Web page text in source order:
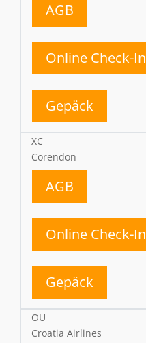
AGB
Online Check-In
Gepäck
XC
Corendon
AGB
Online Check-In
Gepäck
OU
Croatia Airlines